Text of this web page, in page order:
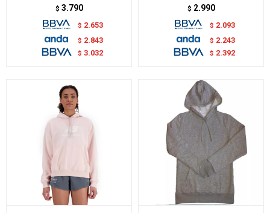
$ 3.790
$ 2.653
$ 2.843
$ 3.032
$ 2.990
$ 2.093
$ 2.243
$ 2.392